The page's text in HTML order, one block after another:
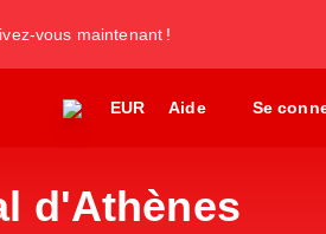
vous maintenant !
EUR Aide Se
d'Athènes